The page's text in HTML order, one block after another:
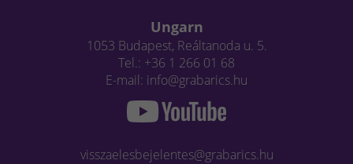
Ungarn
1053 Budapest, Reáltanoda u. 5.
Tel.: +36 1 266 01 68
E-mail: info@grabarics.hu
visszaelesbejelentes@grabarics.hu